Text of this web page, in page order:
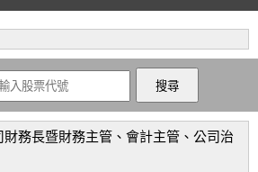
務長暨財務主管、會計主管、公司治